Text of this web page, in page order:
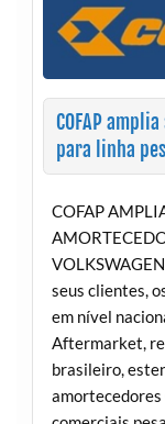
COFAP
para linha
COFAP
seus clientes,
em nível
Aftermarket,
brasileiro,
amortecedores